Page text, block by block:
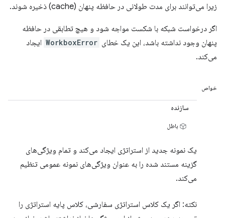
زیرا می‌توانند برای مدت طولانی در حافظه پنهان (cache) ذخیره شوند.
اگر درخواست شبکه با شکست مواجه شود و هیچ تطابقی در حافظه
پنهان وجود نداشته باشد، این یک خطای WorkboxError ایجاد
می‌کند.
خواص
سازنده
باطل
یک نمونه جدید از استراتژی ایجاد می‌کند و تمام ویژگی‌های
گزینه مستند شده را به عنوان ویژگی‌های نمونه عمومی تنظیم
می‌کند.
نکته: اگر یک کلاس استراتژی سفارشی، کلاس پایه استراتژی را